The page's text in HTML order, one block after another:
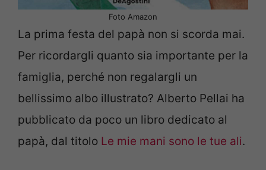
Foto Amazon
La prima festa del papà non si scorda mai.
Per ricordargli quanto sia importante per la
famiglia, perché non regalargli un
bellissimo albo illustrato? Alberto Pellai ha
pubblicato da poco un libro dedicato al
papà, dal titolo Le mie mani sono le tue ali.